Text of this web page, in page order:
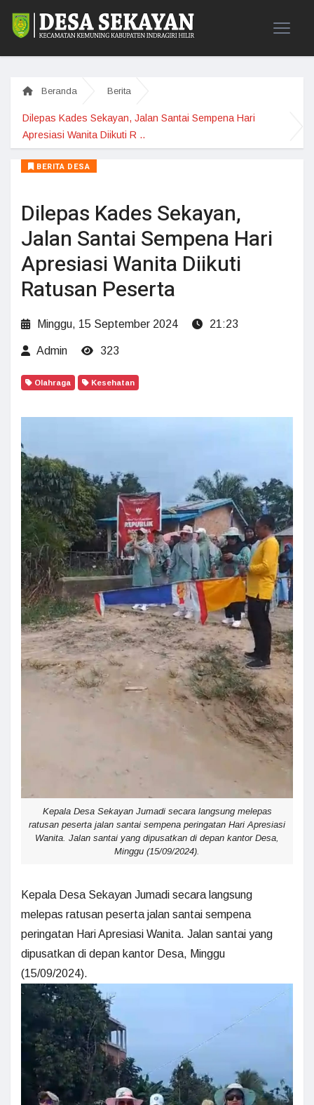
Beranda Berita
Dilepas Kades Sekayan, Jalan Santai Sempena Hari
Apresiasi Wanita Diikuti R ..
BERITA DESA
Dilepas Kades Sekayan,
Jalan Santai Sempena Hari
Apresiasi Wanita Diikuti
Ratusan Peserta
Minggu, 15 September 2024 21:23
Admin 323
Olahraga Kesehatan
Kepala Desa Sekayan Jumadi secara langsung melepas
ratusan peserta jalan santai sempena peringatan Hari Apresiasi
Wanita. Jalan santai yang dipusatkan di depan kantor Desa,
Minggu (15/09/2024).
Kepala Desa Sekayan Jumadi secara langsung
melepas ratusan peserta jalan santai sempena
peringatan Hari Apresiasi Wanita. Jalan santai yang
dipusatkan di depan kantor Desa, Minggu
(15/09/2024).